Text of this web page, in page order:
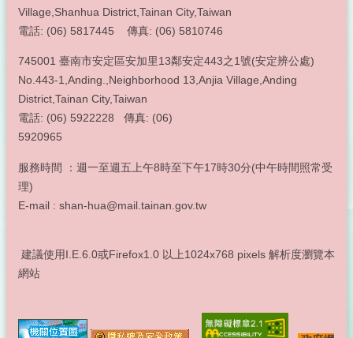
Village,Shanhua District,Tainan City,Taiwan
電話: (06) 5817445 傳真: (06) 5810746
745001 臺南市安定區安加里13鄰安定443之1號(安定辨公處)
No.443-1,Anding.,Neighborhood 13,Anjia Village,Anding
District,Tainan City,Taiwan
電話: (06) 5922228 傳真: (06)
5920965
服務時間 ：週一至週五上午8時至下午17時30分(中午時間照常受
理)
E-mail : shan-hua@mail.tainan.gov.tw
建議使用I.E.6.0或Firefox1.0 以上1024x768 pixels 解析度瀏覽本
網站